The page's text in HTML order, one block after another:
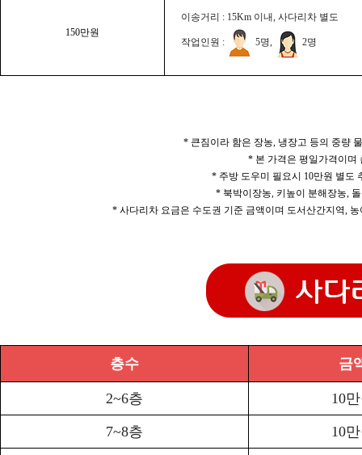
150만원
이송거리 : 15Km 이내, 사다리차 별도
작업인원 : 5명, 2명
* 큰짐이라 함은 장농, 냉장고 등의 중량
* 본 가격은 평일가격이며
* 주방 도우미 필요시 10만원 별도
* 북박이장농, 키높이 분해장농,
* 사다리차 요금은 수도권 기준 금액이며 도서산간지역,
층수 금
2~6층 10
7~8층 10